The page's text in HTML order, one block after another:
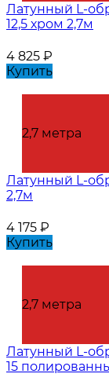
Латунный L-
12,5 хром 2,7м
4 825 ₽
Купить
2,7 метра
Латунный L-
2,7м
4 175 ₽
Купить
2,7 метра
Латунный L-
15